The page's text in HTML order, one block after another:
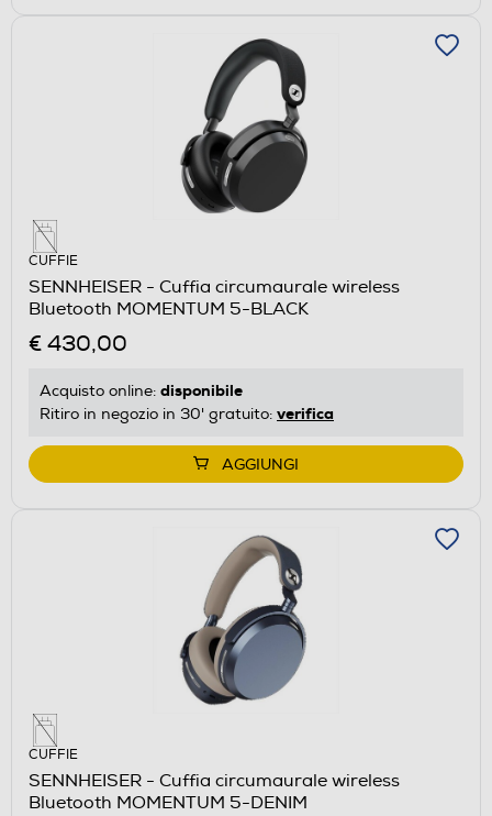
CUFFIE
SENNHEISER - Cuffia circumaurale wireless
Bluetooth MOMENTUM 5-BLACK
€ 430,00
Acquisto online: disponibile
Ritiro in negozio in 30' gratuito: verifica
AGGIUNGI
CUFFIE
SENNHEISER - Cuffia circumaurale wireless
Bluetooth MOMENTUM 5-DENIM